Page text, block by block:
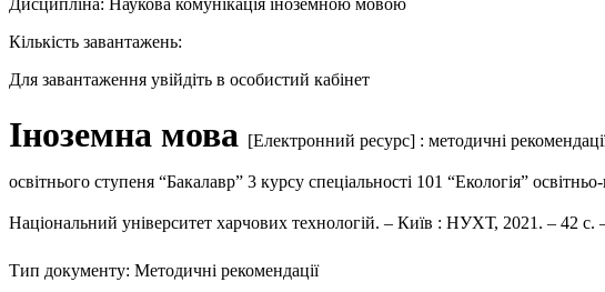
Дисципліна: Наукова комунікація іноземною мовою
Кількість завантажень:
Для завантаження увійдіть в особистий кабінет
Іноземна мова [Електронний ресурс] : методичні
освітнього ступеня “Бакалавр” 3 курсу спеціальності 101 “Екологія”
Національний університет харчових технологій. – Київ : НУХТ, 2021. – 42
Тип документу: Методичні рекомендації